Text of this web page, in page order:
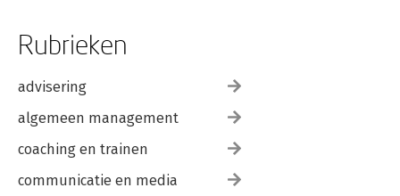
Rubrieken
advisering
algemeen management
coaching en trainen
communicatie en media